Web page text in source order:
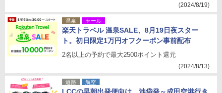
(2024/8/19)
温泉 セール
楽天トラベル 温泉SALE、8月19日夜スター
ト。初日限定1万円オフクーポン事前配布
2名以上の予約で最大2500ポイント還元
(2024/8/13)
道路 航空